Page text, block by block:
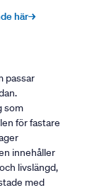
här→
passar
som
för fastare
innehåller
livslängd,
med